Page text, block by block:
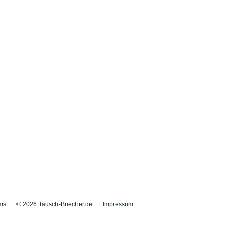
© 2026 Tausch-Buecher.de Impressum